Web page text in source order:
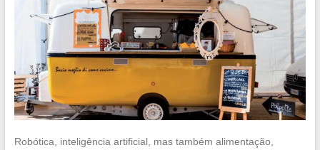
Robótica, inteligência artificial, mas também alimentação,